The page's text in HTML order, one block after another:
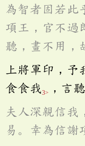
為智者固若此
項王，官不過
聽，畫不用，
上將軍印，予
食食我3>
，言
夫人深親信我
易。幸為信謝